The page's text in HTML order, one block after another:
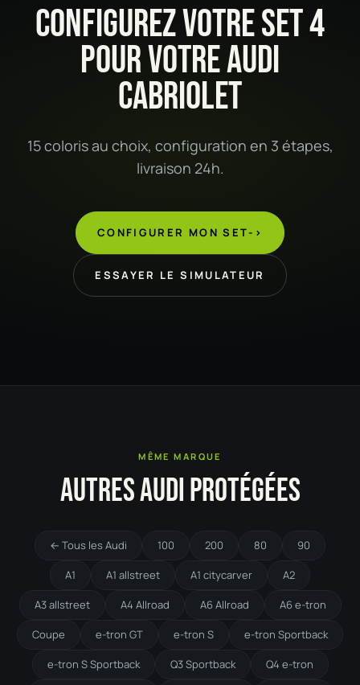
CONFIGUREZ VOTRE SET 4
POUR VOTRE AUDI
CABRIOLET
15 coloris au choix, configuration en 3 étapes,
livraison 24h.
CONFIGURER MON SET->
ESSAYER LE SIMULATEUR
MÊME MARQUE
AUTRES AUDI PROTÉGÉES
← Tous les Audi 100 200 80 90
A1 A1 allstreet A1 citycarver A2
A3 allstreet A4 Allroad A6 Allroad A6 e-tron
Coupe e-tron GT e-tron S e-tron Sportback
e-tron S Sportback Q3 Sportback Q4 e-tron